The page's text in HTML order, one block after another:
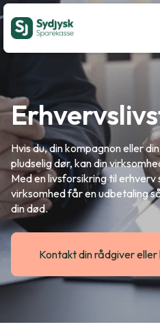
Hvis du, din kompagnon eller
pludselig dør, kan din
Med en livsforsikring til
virksomhed får en udbetaling
din død.
Kontakt din rådgiver